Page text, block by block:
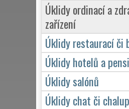
Úklidy ordinací a
zařízení
Úklidy restaurací či
Úklidy hotelů a
Úklidy salónů
Úklidy chat či chalup